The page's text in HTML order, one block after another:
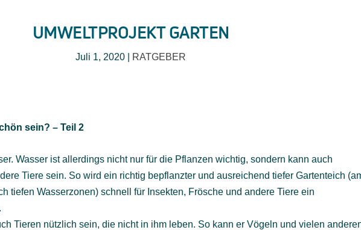
UMWELTPROJEKT GARTEN
Juli 1, 2020 RATGEBER
sein? – Teil 2
Wasser ist allerdings nicht nur für die Pflanzen wichtig, sondern kann auch
Tiere sein. So wird ein richtig bepflanzter und ausreichend tiefer Gartenteich
tiefen Wasserzonen) schnell für Insekten, Frösche und andere Tiere ein
Tieren nützlich sein, die nicht in ihm leben. So kann er Vögeln und vielen